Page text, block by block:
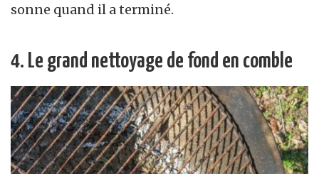
sonne quand il a terminé.
4. Le grand nettoyage de fond en comble